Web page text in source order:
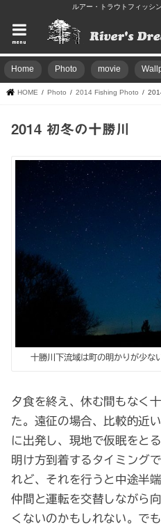
ルアー・トラウトフィッシ
menu
Home Photo movie
HOME Photo 2014 Fishing Photo
2014 初冬の十勝川
十勝川下流域は町の明かりが少な
夕食を終え、休む間もなく
た。遠征の場合、比較的近
に出発し、現地で仮眠をと
明け方到着するタイミング
れど、それを行うと中途半
仲間と運転を交替しながら
くないのかもしれない。で